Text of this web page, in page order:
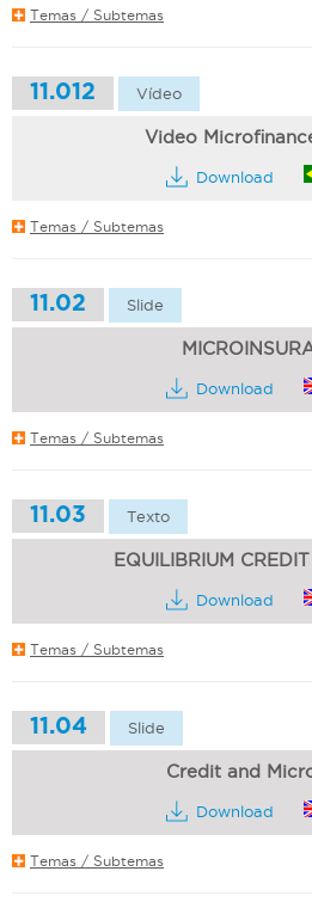
Temas / Subtemas
11.012 Vídeo
Video
Download
Temas / Subtemas
11.02 Slide
Download
Temas / Subtemas
11.03 Texto
EQUILIBRIUM
Download
Temas / Subtemas
11.04 Slide
Credit and
Download
Temas / Subtemas